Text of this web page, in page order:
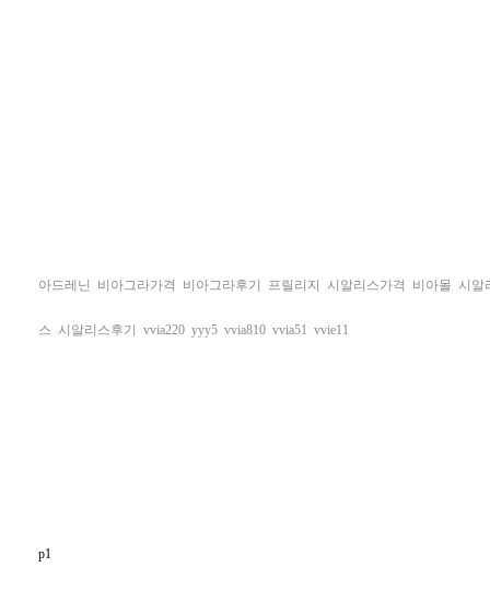
아드레닌 비아그라가격 비아그라후기 프릴리지 시알리스가격 비아몰 시알
스 시알리스후기 vvia220 yyy5 vvia810 vvia51 vvie11
p1